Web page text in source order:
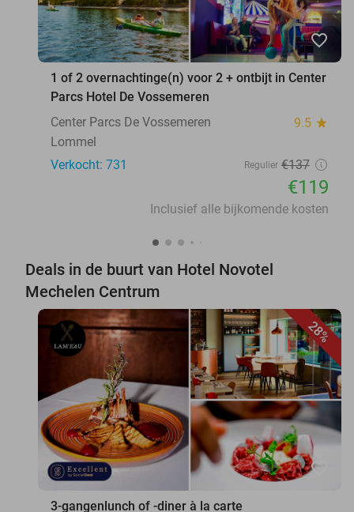
favorite_border
1 of 2 overnachtinge(n) voor 2 + ontbijt in Center
Parcs Hotel De Vossemeren
Center Parcs De Vossemeren
9.5 star
Lommel
Verkocht: 731
Regulier €137
€119
Inclusief alle bijkomende kosten
Deals in de buurt van Hotel Novotel
Mechelen Centrum
28%
favorite_border
3-gangenlunch of -diner à la carte